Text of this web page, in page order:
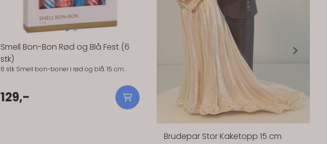
Smell Bon-Bon Rød og Blå Fest (6
stk)
6 stk Smell bon-boner i rød og blå. 15 cm.
129,-
Brudepar Stor Kaketopp 15 cm